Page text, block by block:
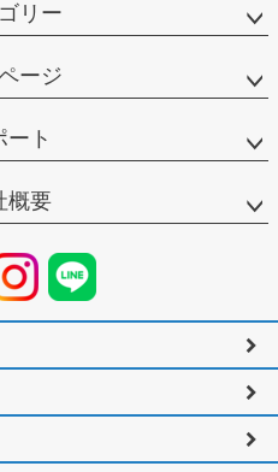
リー
ージ
ート
概要